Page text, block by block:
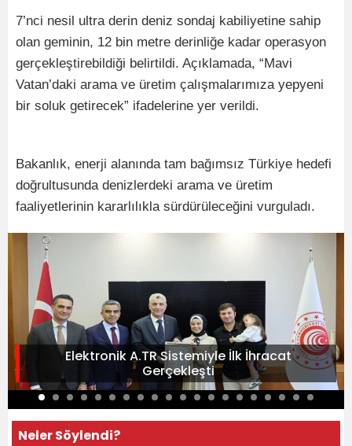
7’nci nesil ultra derin deniz sondaj kabiliyetine sahip
olan geminin, 12 bin metre derinliğe kadar operasyon
gerçekleştirebildiği belirtildi. Açıklamada, “Mavi
Vatan’daki arama ve üretim çalışmalarımıza yepyeni
bir soluk getirecek” ifadelerine yer verildi.
Bakanlık, enerji alanında tam bağımsız Türkiye hedefi
doğrultusunda denizlerdeki arama ve üretim
faaliyetlerinin kararlılıkla sürdürüleceğini vurguladı.
Elektronik A.TR Sistemiyle İlk İhracat
Gerçekleşti
Neler Söylendi?